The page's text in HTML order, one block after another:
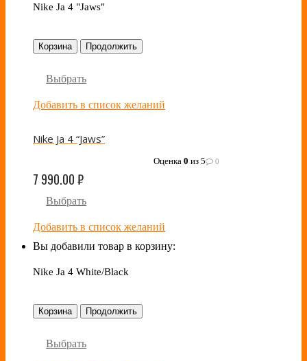
Nike Ja 4 "Jaws"
Корзина Продолжить
Выбрать
Добавить в список желаний
Nike Ja 4 “Jaws”
Оценка 0 из 5 0
7 990.00₽
Выбрать
Добавить в список желаний
Вы добавили товар в корзину:
Nike Ja 4 White/Black
Корзина Продолжить
Выбрать